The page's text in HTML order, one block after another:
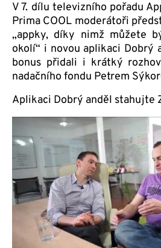
V 7. dílu televizního pořadu
Prima COOL moderátoři
„appky, díky nimž můžete
okolí“ i novou aplikaci Dobrý
bonus přidali i krátký
nadačního fondu Petrem
Aplikaci Dobrý anděl stahujte